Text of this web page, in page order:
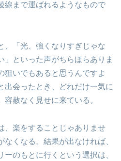
線まで運ばれるようなもので
、「光、強くなりすぎじゃな
」といった声がちらほらありま
狙いでもあると思うんですよ
出会ったとき、どれだけ一気に
赦なく見せに来ている。
、楽をすることじゃありませ
なくなる。結果が出なければ、
のもとに行くという選択は、